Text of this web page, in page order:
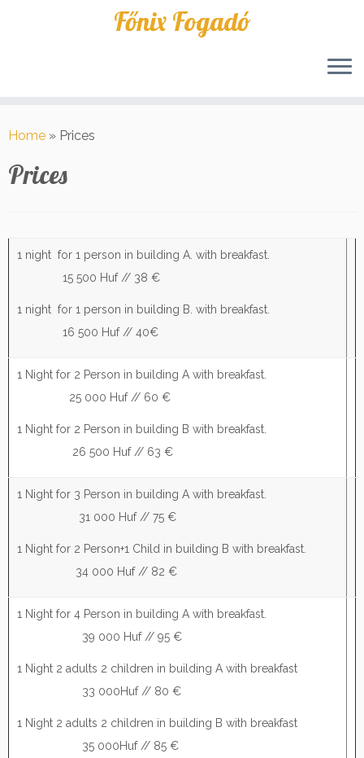
to
Főnix Fogadó
Home » Prices
Prices
1 night for 1 person in building A. with breakfast.
15 500 Huf // 38 €
1 night for 1 person in building B. with breakfast.
16 500 Huf // 40€
1 Night for 2 Person in building A with breakfast.
25 000 Huf // 60 €
1 Night for 2 Person in building B with breakfast.
26 500 Huf // 63 €
1 Night for 3 Person in building A with breakfast.
31 000 Huf // 75 €
1 Night for 2 Person+1 Child in building B with breakfast.
34 000 Huf // 82 €
1 Night for 4 Person in building A with breakfast.
39 000 Huf // 95 €
1 Night 2 adults 2 children in building A with breakfast
33 000Huf // 80 €
1 Night 2 adults 2 children in building B with breakfast
35 000Huf // 85 €